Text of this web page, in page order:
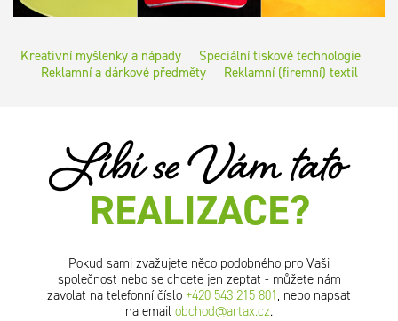
Kreativní myšlenky a nápady
Speciální tiskové technologie
Reklamní a dárkové předměty
Reklamní (firemní) textil
Líbí se Vám tato
REALIZACE?
Pokud sami zvažujete něco podobného pro Vaši
společnost nebo se chcete jen zeptat - můžete nám
zavolat na telefonní číslo +420 543 215 801 , nebo napsat
na email obchod@artax.cz.